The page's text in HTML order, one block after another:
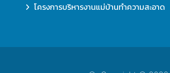
โครงการบริหารงานแม่บ้านทำความสะอาด